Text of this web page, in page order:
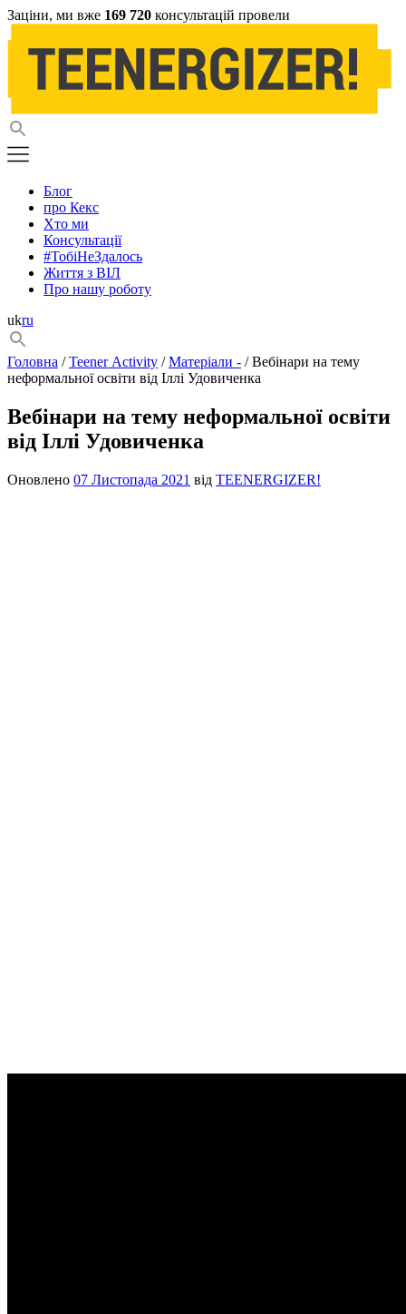
Заціни, ми вже 169 720 консультацій провели
Блог
про Кекс
Хто ми
Консультації
#ТобіНеЗдалось
Життя з ВІЛ
Про нашу роботу
ukru
Головна /Teener Activity /Матеріали - / Вебінари на тему
неформальної освіти від Іллі Удовиченка
Вебінари на тему неформальної освіти
від Іллі Удовиченка
Оновлено 07 Листопада 2021 від TEENERGIZER!